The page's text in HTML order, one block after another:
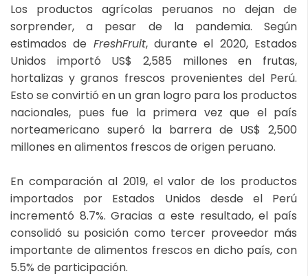
Los productos agrícolas peruanos no dejan de
sorprender, a pesar de la pandemia. Según
estimados de FreshFruit, durante el 2020, Estados
Unidos importó US$ 2,585 millones en frutas,
hortalizas y granos frescos provenientes del Perú.
Esto se convirtió en un gran logro para los productos
nacionales, pues fue la primera vez que el país
norteamericano superó la barrera de US$ 2,500
millones en alimentos frescos de origen peruano.
En comparación al 2019, el valor de los productos
importados por Estados Unidos desde el Perú
incrementó 8.7%. Gracias a este resultado, el país
consolidó su posición como tercer proveedor más
importante de alimentos frescos en dicho país, con
5.5% de participación.